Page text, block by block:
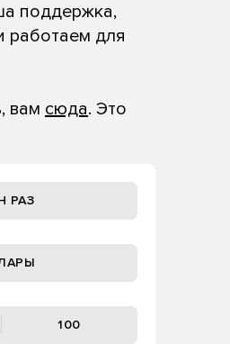
поддержка,
работаем для
вам сюда. Это
РАЗ
100